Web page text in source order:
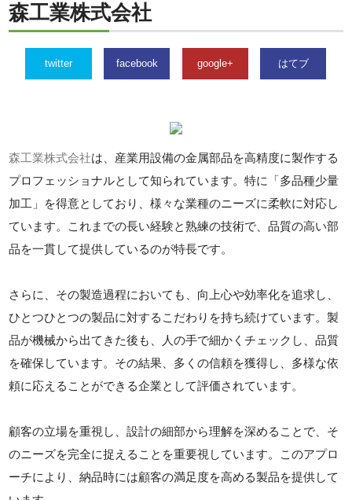
森工業株式会社
twitter facebook google+ はてブ
森工業株式会社は、産業用設備の金属部品を高精度に製作する
プロフェッショナルとして知られています。特に「多品種少量
加工」を得意としており、様々な業種のニーズに柔軟に対応し
ています。これまでの長い経験と熟練の技術で、品質の高い部
品を一貫して提供しているのが特長です。
さらに、その製造過程においても、向上心や効率化を追求し、
ひとつひとつの製品に対するこだわりを持ち続けています。製
品が機械から出てきた後も、人の手で細かくチェックし、品質
を確保しています。その結果、多くの信頼を獲得し、多様な依
頼に応えることができる企業として評価されています。
顧客の立場を重視し、設計の細部から理解を深めることで、そ
のニーズを完全に捉えることを重要視しています。このアプロ
ーチにより、納品時には顧客の満足度を高める製品を提供して